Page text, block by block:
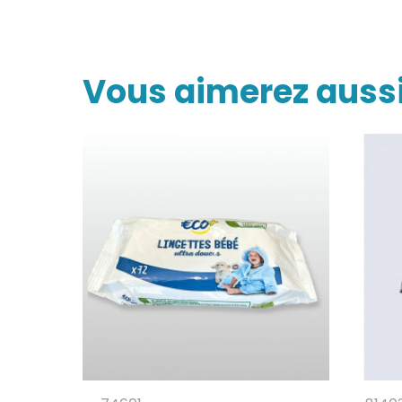
Vous aimerez